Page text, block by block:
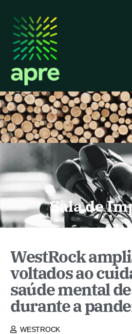
Sala de
WestRock
voltados ao
saúde mental
durante a
WESTROCK